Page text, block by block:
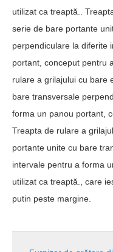
utilizat ca treaptă..
serie de bare portante
perpendiculare la diferite
portant, conceput pentru
rulare a grilajului cu bare
bare transversale
forma un panou portant,
Treapta de rulare a
portante unite cu bare
intervale pentru a forma
utilizat ca treaptă., care
putin peste margine.